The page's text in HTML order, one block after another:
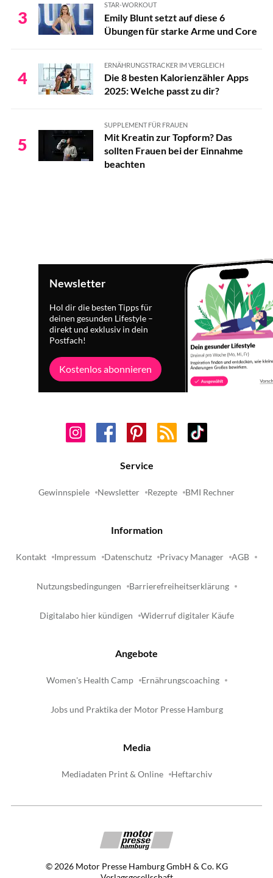
3
STAR-WORKOUT
Emily Blunt setzt auf diese 6
Übungen für starke Arme und Core
4
ERNÄHRUNGSTRACKER IM VERGLEICH
Die 8 besten Kalorienzähler Apps
2025: Welche passt zu dir?
5
SUPPLEMENT FÜR FRAUEN
Mit Kreatin zur Topform? Das
sollten Frauen bei der Einnahme
beachten
Newsletter
Hol dir die besten Tipps für
deinen gesunden Lifestyle –
direkt und exklusiv in dein
Postfach!
Kostenlos abonnieren
Service
Gewinnspiele Newsletter Rezepte BMI Rechner
Information
Kontakt Impressum Datenschutz Privacy Manager AGB
Nutzungsbedingungen Barrierefreiheitserklärung
Digitalabo hier kündigen Widerruf digitaler Käufe
Angebote
Women's Health Camp Ernährungscoaching
Jobs und Praktika der Motor Presse Hamburg
Media
Mediadaten Print & Online Heftarchiv
© 2026 Motor Presse Hamburg GmbH & Co. KG